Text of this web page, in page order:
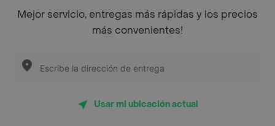
Categorías
Mejor servicio, entregas más rápidas y los precios
más convenientes!
Usar mi ubicación actual